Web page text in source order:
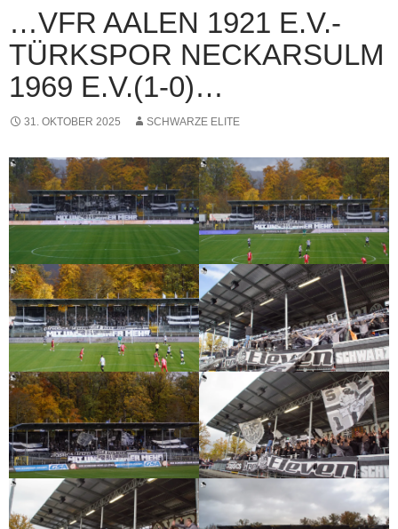
…VFR AALEN 1921 E.V.-
TÜRKSPOR NECKARSULM
1969 E.V.(1-0)…
31. OKTOBER 2025 SCHWARZE ELITE